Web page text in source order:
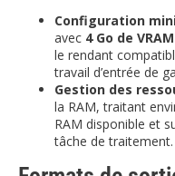
Configuration
avec 4 Go de VRAM
le rendant
travail d’entrée de
Gestion des
la RAM, traitant
RAM disponible et
tâche de traitement.